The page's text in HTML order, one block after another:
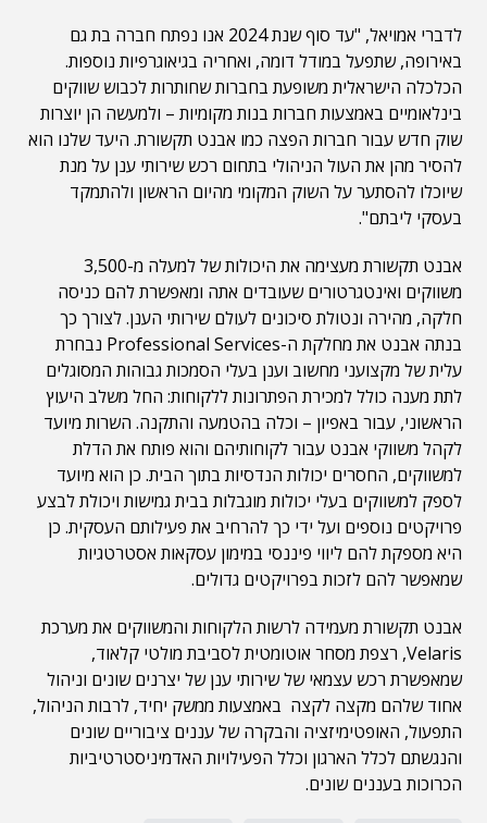
לדברי אמויאל, "עד סוף שנת 2024 אנו נפתח חברה בת גם
באירופה, שתפעל במודל דומה, ואחריה בגיאוגרפיות נוספות.
הכלכלה הישראלית משופעת בחברות שחותרות לכבוש שווקים
בינלאומיים באמצעות חברות בנות מקומיות – ולמעשה הן יוצרות
שוק חדש עבור חברות הפצה כמו אבנט תקשורת. היעד שלנו הוא
להסיר מהן את העול הניהולי בתחום רכש שירותי ענן על מנת
שיוכלו להסתער על השוק המקומי מהיום הראשון ולהתמקד
בעסקי ליבתם".
אבנט תקשורת מעצימה את היכולות של למעלה מ-3,500
משווקים ואינטגרטורים שעובדים אתה ומאפשרת להם כניסה
חלקה, מהירה ונטולת סיכונים לעולם שירותי הענן. לצורך כך
בנתה אבנט את מחלקת ה-Professional Services נבחרת
עלית של מקצועני מחשוב וענן בעלי הסמכות גבוהות המסוגלים
לתת מענה כולל למכירת הפתרונות ללקוחות: החל משלב היעוץ
הראשוני, עבור באפיון – וכלה בהטמעה והתקנה. השרות מיועד
לקהל משווקי אבנט עבור לקוחותיהם והוא פותח את הדלת
למשווקים, החסרים יכולות הנדסיות בתוך הבית. כן הוא מיועד
לספק למשווקים בעלי יכולות מוגבלות בבית גמישות ויכולת לבצע
פרויקטים נוספים ועל ידי כך להרחיב את פעילותם העסקית. כן
היא מספקת להם ליווי פיננסי במימון עסקאות אסטרטגיות
שמאפשר להם לזכות בפרויקטים גדולים.
אבנט תקשורת מעמידה לרשות הלקוחות והמשווקים את מערכת
Velaris, רצפת מסחר אוטומטית לסביבת מולטי קלאוד,
שמאפשרת רכש עצמאי של שירותי ענן של יצרנים שונים וניהול
אחוד שלהם מקצה לקצה באמצעות ממשק יחיד, לרבות הניהול,
התפעול, האופטימיזציה והבקרה של עננים ציבוריים שונים
והנגשתם לכלל הארגון וכלל הפעילויות האדמיניסטרטיביות
הכרוכות בעננים שונים.